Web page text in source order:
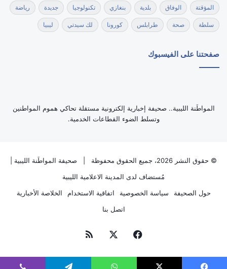
المؤقتة الوفاق بلدية بنغازي تكنولوجيا جديدة رياضة
سلطة صحة طرابلس كورونا لك سيدتي ليبيا
صفحتنا على الفيسبوك
‏المواطَنة الليبية.. صحيفة إخبارية إلكترونية مستقلة تحاكي هموم المواطنين
وتسلط الضوء القطاعات الخدمية.
© حقوق النشر 2026، جميع الحقوق محفوظة | صحيفة المواطَنة الليبية
مُستضاف لدى المدينة الاعلامية الليبية
حول الصحيفة
سياسة الخصوصية اتفاقية الاستخدام
الخلاصة الأخبارية
اتصل بنا
فيسبوك ملخص
الموقع